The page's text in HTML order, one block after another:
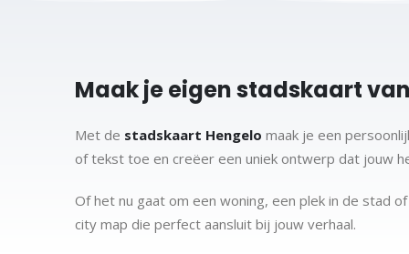
Maak je eigen stadskaart
Met de stadskaart Hengelo maak je een
of tekst toe en creëer een uniek ontwerp dat jouw
Of het nu gaat om een woning, een plek in de
city map die perfect aansluit bij jouw verhaal.